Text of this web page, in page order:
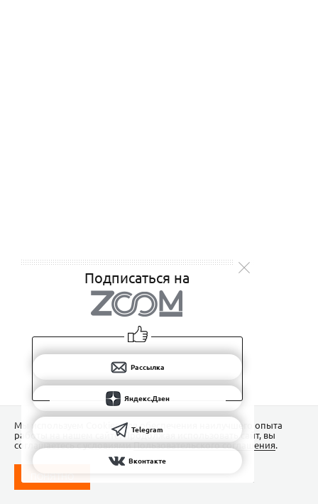
Подписаться на
Рассылка
Яндекс.Дзен
Telegram
Вконтакте
Мы используем Сookies для обеспечения наилучшего опыта
работы на нашем сайте. Продолжая использовать сайт, вы
соглашаетесь с условиямиПользовательского соглашения.
ПОНЯТНО